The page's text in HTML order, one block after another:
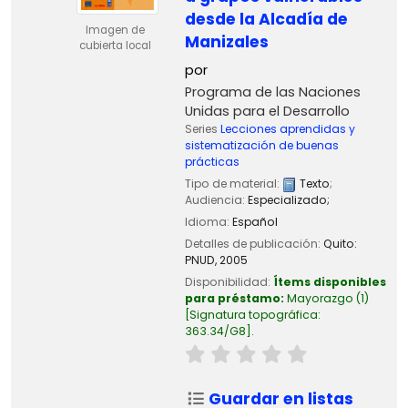
Imagen de
cubierta local
desde la Alcadía de
Manizales
por
Programa de las Naciones
Unidas para el Desarrollo
Series Lecciones aprendidas y
sistematización de buenas
prácticas
Tipo de material:
Texto;
Audiencia: Especializado;
Idioma: Español
Detalles de publicación: Quito:
PNUD,2005
Disponibilidad: Ítems disponibles
para préstamo: Mayorazgo (1)
Signatura topográfica:
363.34/G8 .
Guardar en listas